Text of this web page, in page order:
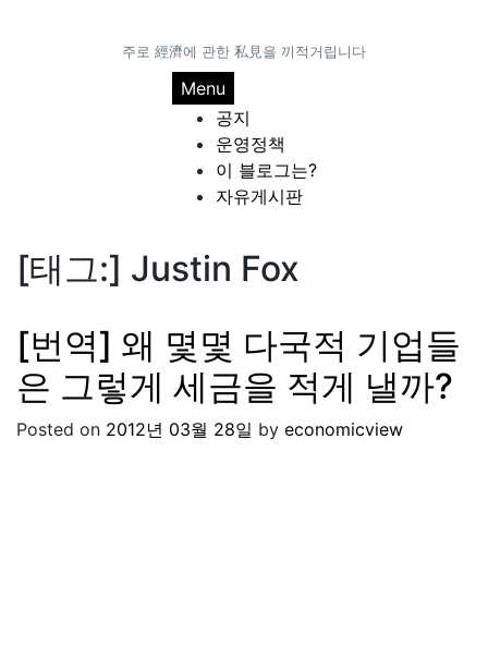
주로 經濟에 관한 私見을 끼적거립니다
Menu
공지
운영정책
이 블로그는?
자유게시판
[태그:] Justin Fox
[번역] 왜 몇몇 다국적 기업들
은 그렇게 세금을 적게 낼까?
Posted on 2012년 03월 28일 by economicview